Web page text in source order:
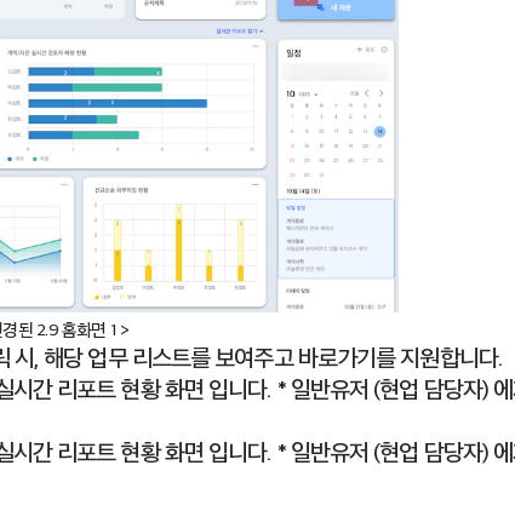
된 2.9 홈화면 1 >
, 해당 업무 리스트를 보여주고 바로가기를 지원합니다.
간 리포트 현황 화면 입니다. * 일반유저 (현업 담당자)
간 리포트 현황 화면 입니다. * 일반유저 (현업 담당자)